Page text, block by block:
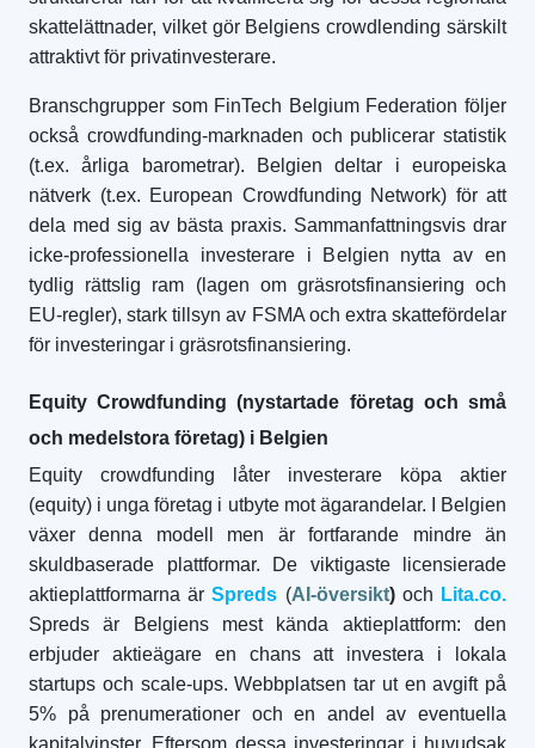
skattelättnader, vilket gör Belgiens crowdlending särskilt
attraktivt för privatinvesterare.
Branschgrupper som FinTech Belgium Federation följer
också crowdfunding-marknaden och publicerar statistik
(t.ex. årliga barometrar). Belgien deltar i europeiska
nätverk (t.ex. European Crowdfunding Network) för att
dela med sig av bästa praxis. Sammanfattningsvis drar
icke-professionella investerare i Belgien nytta av en
tydlig rättslig ram (lagen om gräsrotsfinansiering och
EU-regler), stark tillsyn av FSMA och extra skattefördelar
för investeringar i gräsrotsfinansiering.
Equity Crowdfunding (nystartade företag och små
och medelstora företag) i Belgien
Equity crowdfunding låter investerare köpa aktier
(equity) i unga företag i utbyte mot ägarandelar. I Belgien
växer denna modell men är fortfarande mindre än
skuldbaserade plattformar. De viktigaste licensierade
aktieplattformarna ärSpreds (AI-översikt)och Lita.co.
Spreds är Belgiens mest kända aktieplattform: den
erbjuder aktieägare en chans att investera i lokala
startups och scale-ups. Webbplatsen tar ut en avgift på
5% på prenumerationer och en andel av eventuella
kapitalvinster. Eftersom dessa investeringar i huvudsak